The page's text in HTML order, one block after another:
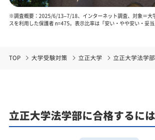
※調査概要：2025/6/13–7/18、インターネット調査、対象＝大
スを利用した保護者 n=475。表示比率は「安い・やや安い・妥当
TOP 大学受験対策 立正大学 立正大学法学部
立正大学法学部に合格するに